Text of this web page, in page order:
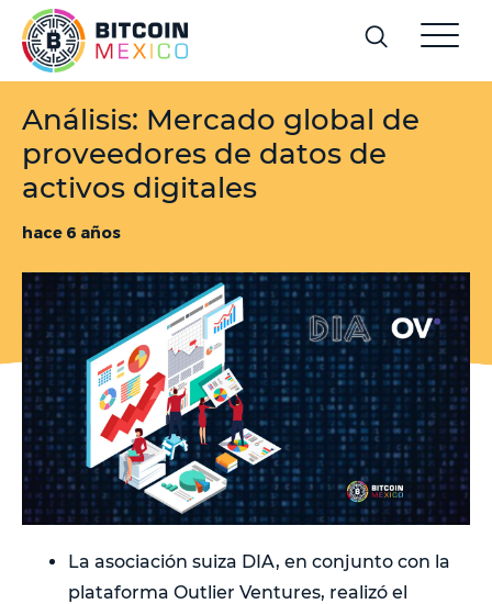
Análisis: Mercado global de
proveedores de datos de
activos digitales
hace 6 años
La asociación suiza DIA, en conjunto con la
plataforma Outlier Ventures, realizó el